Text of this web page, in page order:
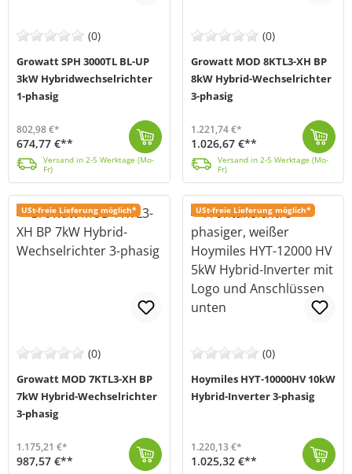
(0)
Growatt SPH 3000TL BL-UP
3kW Hybridwechselrichter
1-phasig
802,98 €*
674,77 €**
Versand in 2-5 Werktage (Mo-
Fr)
(0)
Growatt MOD 8KTL3-XH BP
8kW Hybrid-Wechselrichter
3-phasig
1.221,74 €*
1.026,67 €**
Versand in 2-5 Werktage (Mo-
Fr)
USt-freie Lieferung möglich*
(0)
Growatt MOD 7KTL3-XH BP
7kW Hybrid-Wechselrichter
3-phasig
1.175,21 €*
987,57 €**
USt-freie Lieferung möglich*
(0)
Hoymiles HYT-10000HV 10kW
Hybrid-Inverter 3-phasig
1.220,13 €*
1.025,32 €**